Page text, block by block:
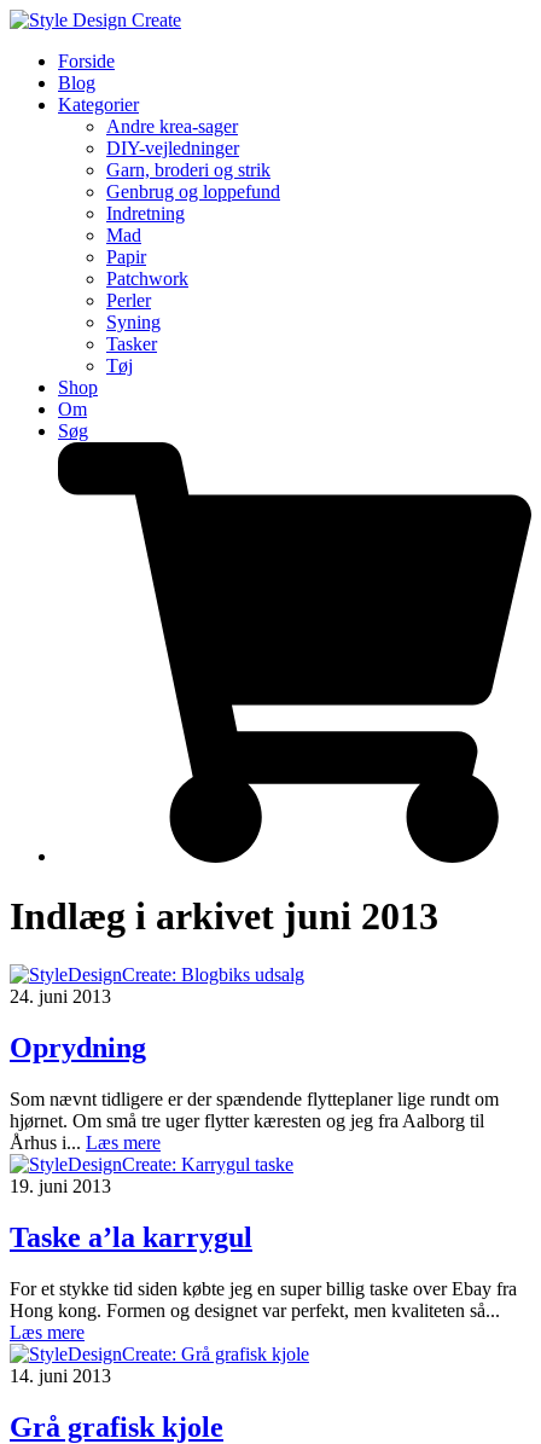
Forside
Blog
Kategorier
Andre krea-sager
DIY-vejledninger
Garn, broderi og strik
Genbrug og loppefund
Indretning
Mad
Papir
Patchwork
Perler
Syning
Tasker
Tøj
Shop
Om
Søg
Indlæg i arkivet juni 2013
24. juni 2013
Oprydning
Som nævnt tidligere er der spændende flytteplaner lige rundt om
hjørnet. Om små tre uger flytter kæresten og jeg fra Aalborg til
Århus i... Læs mere
19. juni 2013
Taske a’la karrygul
For et stykke tid siden købte jeg en super billig taske over Ebay fra
Hong kong. Formen og designet var perfekt, men kvaliteten så...
Læs mere
14. juni 2013
Grå grafisk kjole